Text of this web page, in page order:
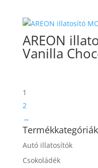
AREON
Vanilla
1
2
→
Termékkategóriák
Autó illatosítók
Csokoládék